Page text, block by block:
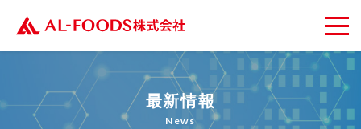
最新情報
News